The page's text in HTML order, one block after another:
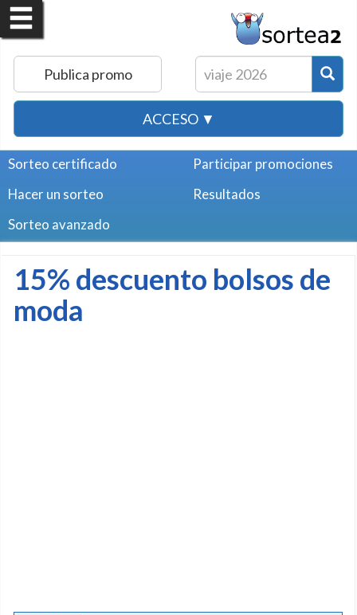
Publica promo
ACCESO ▼
Sorteo certificado
Hacer un sorteo
Sorteo avanzado
Participar promociones
Resultados
15% descuento bolsos de
moda